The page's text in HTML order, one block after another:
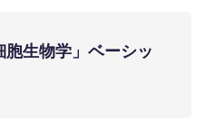
生物学」ベーシッ